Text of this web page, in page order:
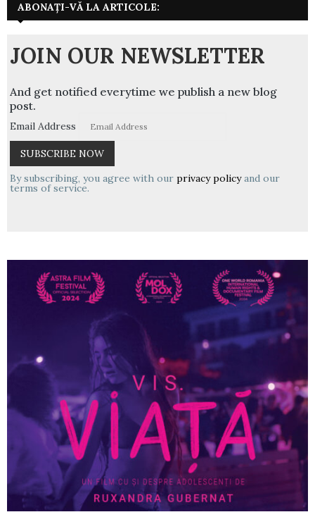
ABONAȚI-VĂ LA ARTICOLE:
JOIN OUR NEWSLETTER
And get notified everytime we publish a new blog
post.
Email Address
By subscribing, you agree with our privacy policyand our
terms of service.